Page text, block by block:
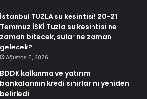
İstanbul TUZLA su kesintisi! 20-21
Temmuz İSKİ Tuzla su kesintisi ne
zaman bitecek, sular ne zaman
gelecek?
Ağustos 6, 2026
BDDK kalkınma ve yatırım
bankalarının kredi sınırlarını yeniden
belirledi